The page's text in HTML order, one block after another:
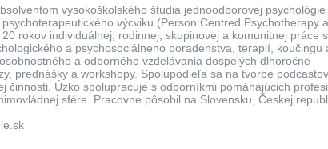
vysokoškolského štúdia jednoodborovej
výcviku (Person Centred Psychotherapy
rokov individuálnej, rodinnej, skupinovej a komunitnej práce s
a psychosociálneho poradenstva, terapií, koučingu
a odborného vzdelávania dospelých dlhoročne
prednášky a workshopy. Spolupodieľa sa na tvorbe
činnosti. Úzko spolupracuje s odborníkmi pomáhajúcich
sfére. Pracovne pôsobil na Slovensku, Českej